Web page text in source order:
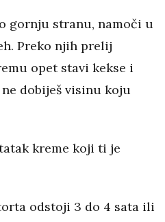
gornju stranu, namoči u
Preko njih prelij
opet stavi kekse i
dobiješ visinu koju
kreme koji ti je
odstoji 3 do 4 sata ili